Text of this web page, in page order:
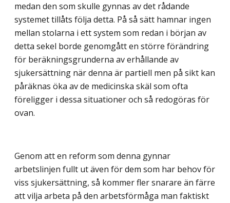
medan den som skulle gynnas av det rådande
systemet tillåts följa detta. På så sätt hamnar ingen
mellan stolarna i ett system som redan i början av
detta sekel borde genomgått en större förändring
för beräkningsgrunderna av erhållande av
sjukersättning när denna är partiell men på sikt kan
påräknas öka av de medicinska skäl som ofta
föreligger i dessa situationer och så redogöras för
ovan.
Genom att en reform som denna gynnar
arbetslinjen fullt ut även för dem som har behov för
viss sjukersättning, så kommer fler snarare än färre
att vilja arbeta på den arbetsförmåga man faktiskt